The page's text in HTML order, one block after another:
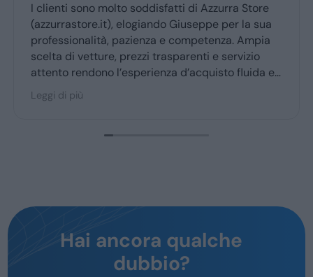
sono molto soddisfatti di Azzurra Store
elogiando Giuseppe per la sua
pazienza e competenza. Ampia
di vetture, prezzi trasparenti e servizio
rendono l’esperienza d’acquisto fluida e
per la maggior parte degli utenti.
di più
Hai ancora qualche
dubbio?